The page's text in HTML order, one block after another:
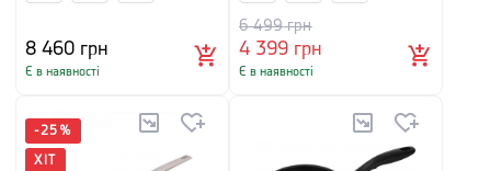
8 460 грн
Є в наявності
4 399 грн
6 499грн
Є в наявності
-25 %
ХІТ